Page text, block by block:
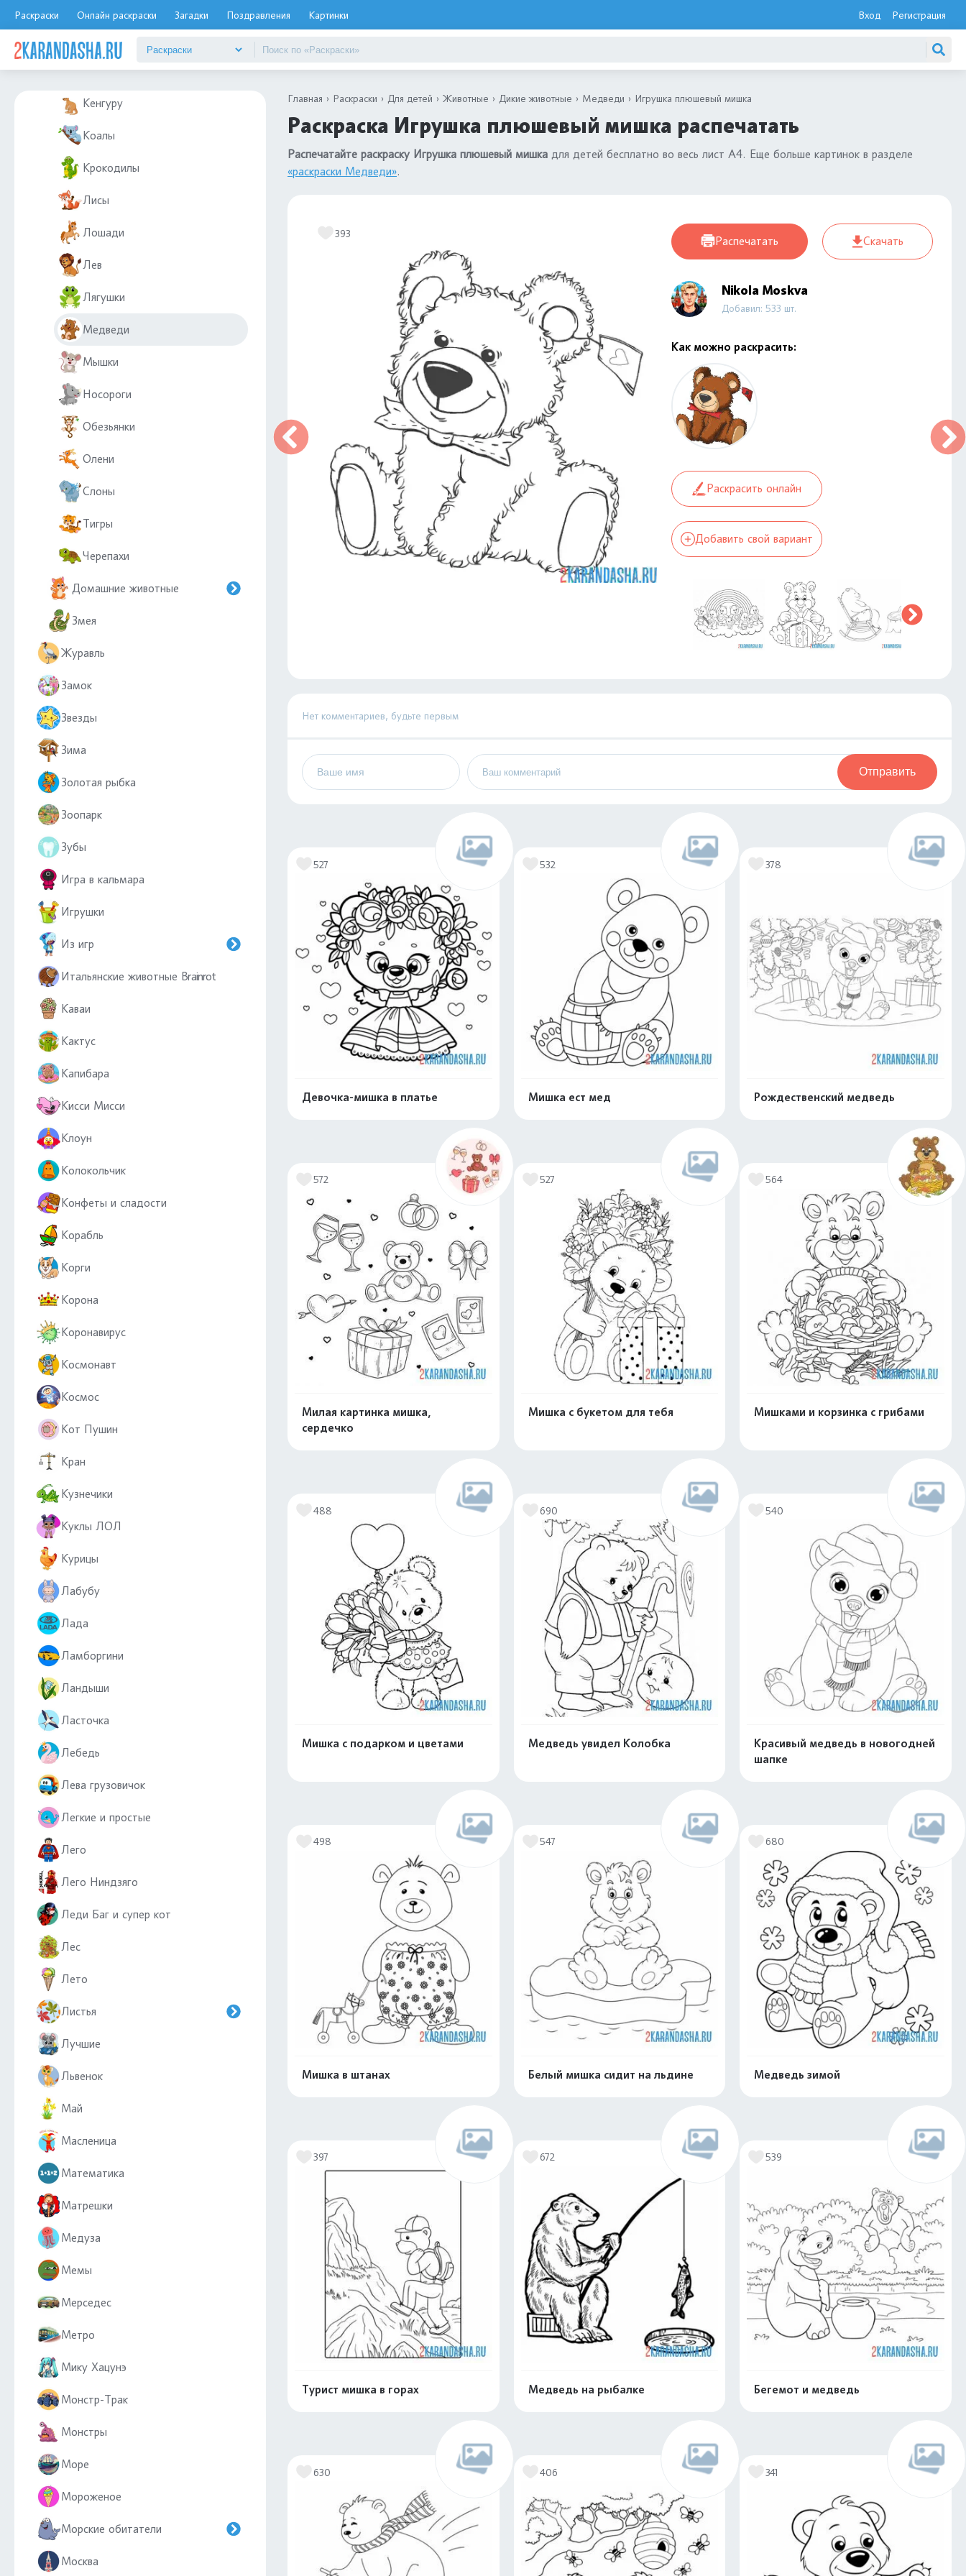
Раскраски Онлайн раскраски Загадки Поздравления Картинки Вход Регистрация
Кабаны
Кенгуру
Коалы
Крокодилы
Лисы
Лошади
Лев
Лягушки
Медведи
Мышки
Носороги
Обезьянки
Олени
Слоны
Тигры
Черепахи
Домашние животные
Змея
Журавль
Замок
Звезды
Зима
Золотая рыбка
Зоопарк
Зубы
Игра в кальмара
Игрушки
Из игр
Итальянские животные Brainrot
Каваи
Кактус
Капибара
Кисси Мисси
Клоун
Колокольчик
Конфеты и сладости
Корабль
Корги
Корона
Коронавирус
Космонавт
Космос
Кот Пушин
Кран
Кузнечики
Куклы ЛОЛ
Курицы
Лабубу
Лада
Ламборгини
Ландыши
Ласточка
Лебедь
Лева грузовичок
Легкие и простые
Лего
Лего Ниндзяго
Леди Баг и супер кот
Лес
Лето
Листья
Лучшие
Львенок
Май
Масленица
Математика
Матрешки
Медуза
Мемы
Мерседес
Метро
Мику Хацунэ
Монстр-Трак
Монстры
Море
Мороженое
Морские обитатели
Москва
Главная Раскраски Для детей Животные Дикие животные Медведи Игрушка плюшевый мишка
Раскраска Игрушка плюшевый мишка распечатать
Распечатайте раскраску Игрушка плюшевый мишка для детей бесплатно во весь лист А4. Еще больше картинок в разделе
«раскраски Медведи».
393
Распечатать Скачать
Nikola Moskva
Добавил: 533 шт.
Как можно раскрасить:
Раскрасить онлайн
Добавить свой вариант
Нет комментариев, будьте первым
Отправить
527
Девочка-мишка в платье
532
Мишка ест мед
378
Рождественский медведь
572
Милая картинка мишка,
сердечко
527
Мишка с букетом для тебя
564
Мишками и корзинка с грибами
488
Мишка с подарком и цветами
690
Медведь увидел Колобка
540
Красивый медведь в новогодней
шапке
498
Мишка в штанах
547
Белый мишка сидит на льдине
680
Медведь зимой
397
Турист мишка в горах
672
Медведь на рыбалке
539
Бегемот и медведь
630 406 341